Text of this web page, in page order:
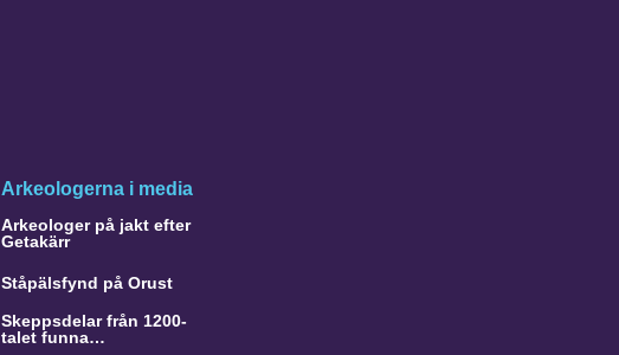
Arkeologerna i media
Arkeologer på jakt efter
Getakärr
Ståpälsfynd på Orust
Skeppsdelar från 1200-
talet funna…